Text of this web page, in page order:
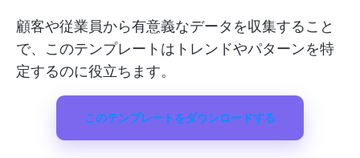
顧客や従業員から有意義なデータを収集すること
で、このテンプレートはトレンドやパターンを特
定するのに役立ちます。
このテンプレートをダウンロードする